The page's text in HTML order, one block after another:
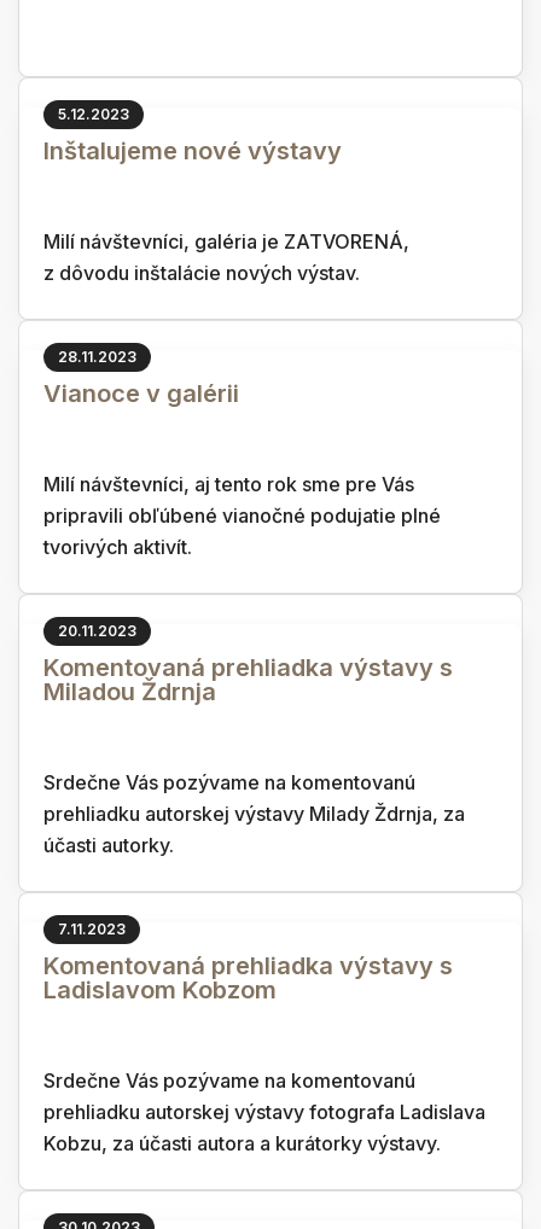
5.12.2023
Inštalujeme nové výstavy
Milí návštevníci, galéria je ZATVORENÁ,
z dôvodu inštalácie nových výstav.
28.11.2023
Vianoce v galérii
Milí návštevníci, aj tento rok sme pre Vás
pripravili obľúbené vianočné podujatie plné
tvorivých aktivít.
20.11.2023
Komentovaná prehliadka výstavy s
Miladou Ždrnja
Srdečne Vás pozývame na komentovanú
prehliadku autorskej výstavy Milady Ždrnja, za
účasti autorky.
7.11.2023
Komentovaná prehliadka výstavy s
Ladislavom Kobzom
Srdečne Vás pozývame na komentovanú
prehliadku autorskej výstavy fotografa Ladislava
Kobzu, za účasti autora a kurátorky výstavy.